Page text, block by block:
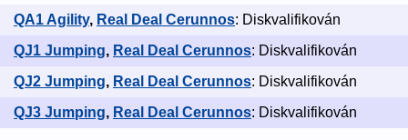
QA1 Agility, Real Deal Cerunnos: Diskvalifikován
QJ1 Jumping, Real Deal Cerunnos: Diskvalifikován
QJ2 Jumping, Real Deal Cerunnos: Diskvalifikován
QJ3 Jumping, Real Deal Cerunnos: Diskvalifikován